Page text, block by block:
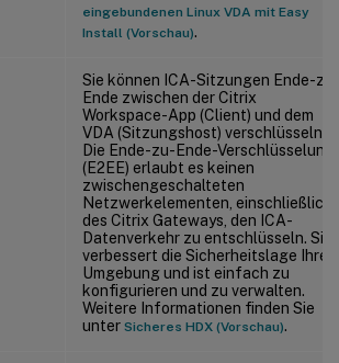
eingebundenen Linux VDA mit Easy
Install (Vorschau).
Sie können ICA-Sitzungen Ende-zu-
Ende zwischen der Citrix
Workspace-App (Client) und dem
VDA (Sitzungshost) verschlüsseln.
Die Ende-zu-Ende-Verschlüsselung
(E2EE) erlaubt es keinen
zwischengeschalteten
Netzwerkelementen, einschließlich
des Citrix Gateways, den ICA-
Datenverkehr zu entschlüsseln. Sie
verbessert die Sicherheitslage Ihrer
Umgebung und ist einfach zu
konfigurieren und zu verwalten.
Weitere Informationen finden Sie
unter Sicheres HDX (Vorschau).